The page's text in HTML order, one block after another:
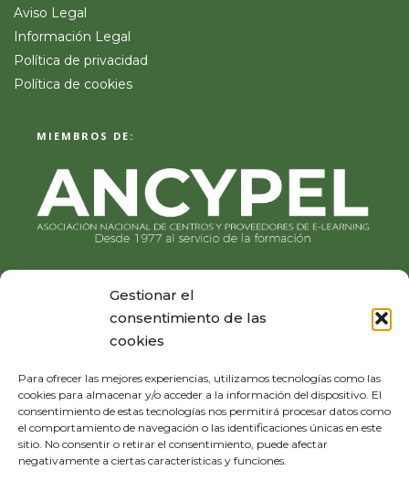
Gestionar el
consentimiento de las
cookies
Para ofrecer las mejores experiencias, utilizamos tecnologías como las
cookies para almacenar y/o acceder a la información del dispositivo. El
consentimiento de estas tecnologías nos permitirá procesar datos como
el comportamiento de navegación o las identificaciones únicas en este
sitio. No consentir o retirar el consentimiento, puede afectar
negativamente a ciertas características y funciones.
Aviso Legal
Información Legal
Política de privacidad
Política de cookies
MIEMBROS DE: